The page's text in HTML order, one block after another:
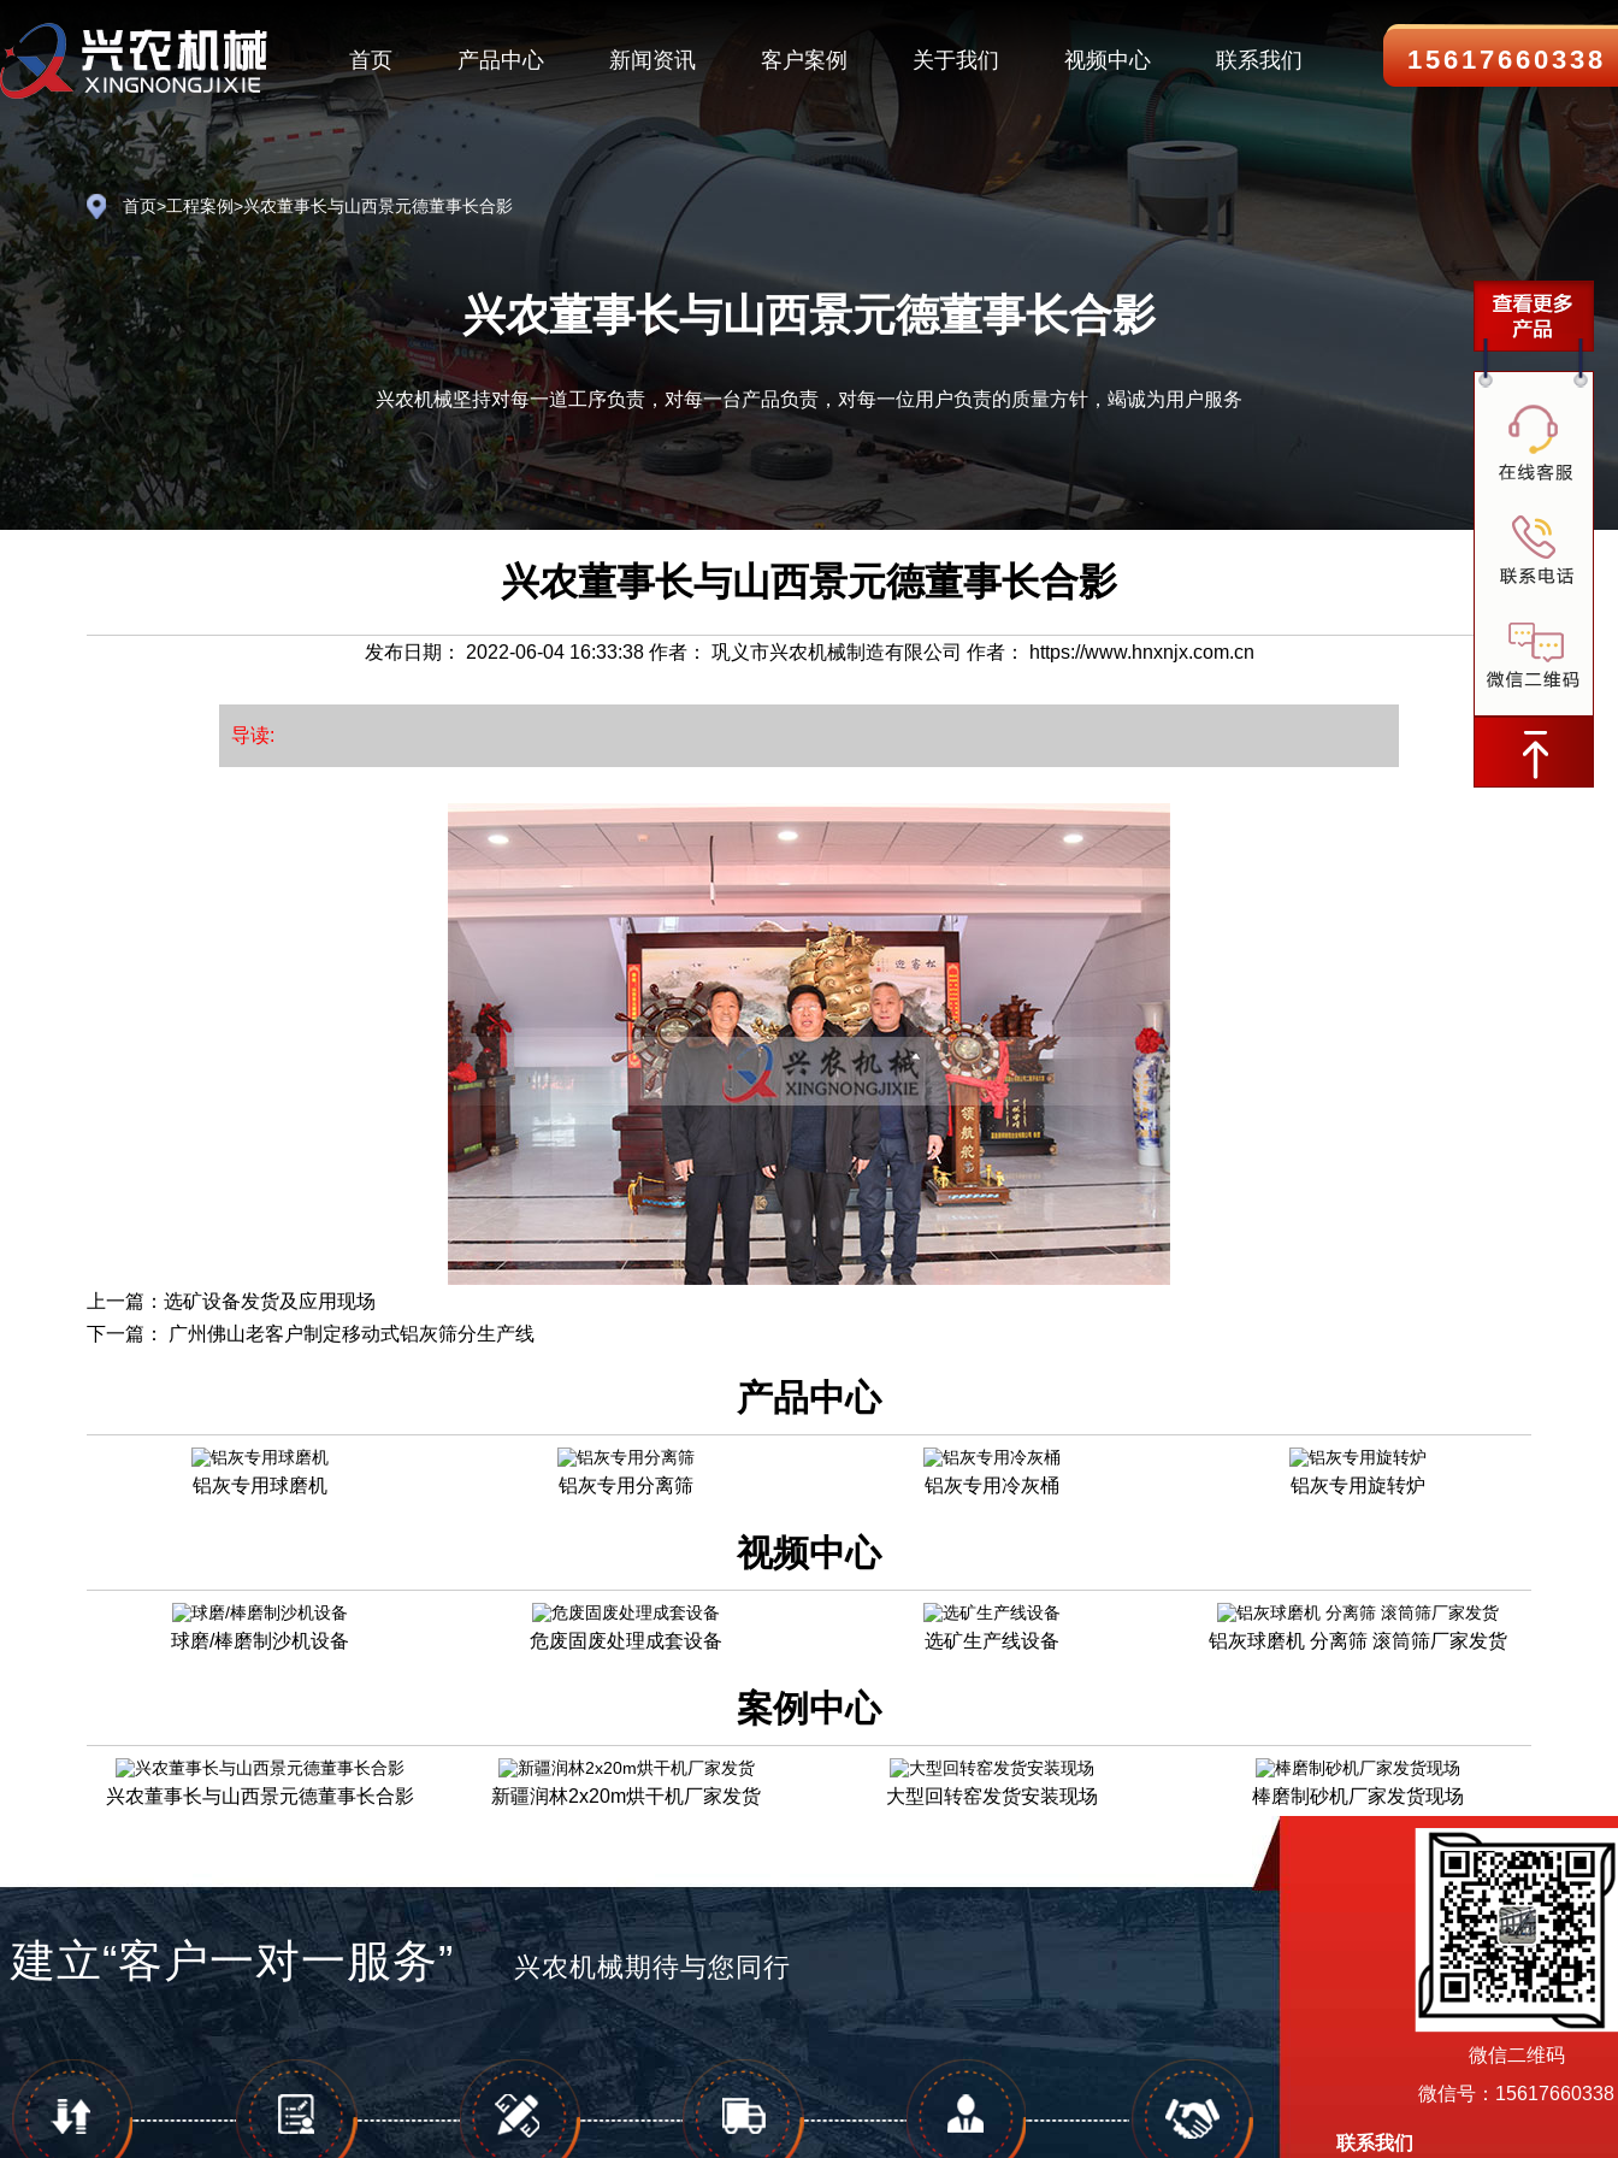
首页 产品中心 新闻资讯 客户案例 关于我们 视频中心 联系我们 15617660338
首页>工程案例>兴农董事长与山西景元德董事长合影
兴农董事长与山西景元德董事长合影
兴农机械坚持对每一道工序负责，对每一台产品负责，对每一位用户负责的质量方针，竭诚为用户服务
兴农董事长与山西景元德董事长合影
发布日期： 2022-06-04 16:33:38 作者： 巩义市兴农机械制造有限公司 作者： https://www.hnxnjx.com.cn
导读:
上一篇： 选矿设备发货及应用现场
下一篇：
广州佛山老客户制定移动式铝灰筛分生产线
产品中心
铝灰专用球磨机 铝灰专用分离筛 铝灰专用冷灰桶 铝灰专用旋转炉
视频中心
球磨/棒磨制沙机设备 危废固废处理成套设备 选矿生产线设备 铝灰球磨机 分离筛 滚筒筛厂家发货
案例中心
兴农董事长与山西景元德董事长合影 新疆润林2x20m烘干机厂家发货 大型回转窑发货安装现场 棒磨制砂机厂家发货现场
建立“客户一对一服务” 兴农机械期待与您同行
微信二维码
微信号：15617660338
联系我们